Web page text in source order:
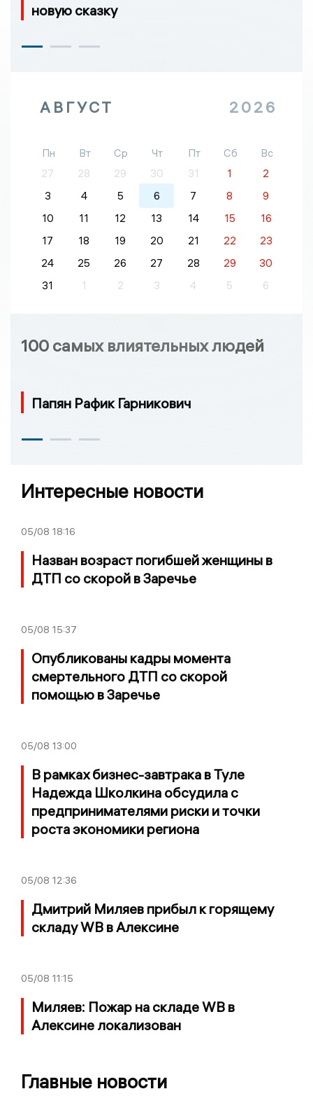
новую сказку
АВГУСТ 2026
Пн Вт Ср Чт Пт Сб
Вс
27
28 29 30 31 1
2
3
4 5 6 7 8
9
10
11 12 13 14 15
16
17
18 19 20 21 22
23
24
25 26 27 28 29
30
31
1 2 3 4 5 6
100 самых влиятельных людей
Папян Рафик Гарникович
Интересные новости
05/08 18:16
Назван возраст погибшей женщины в
ДТП со скорой в Заречье
05/08 15:37
Опубликованы кадры момента
смертельного ДТП со скорой
помощью в Заречье
05/08 13:00
В рамках бизнес-завтрака в Туле
Надежда Школкина обсудила с
предпринимателями риски и точки
роста экономики региона
05/08 12:36
Дмитрий Миляев прибыл к горящему
складу WB в Алексине
05/08 11:15
Миляев: Пожар на складе WB в
Алексине локализован
Главные новости